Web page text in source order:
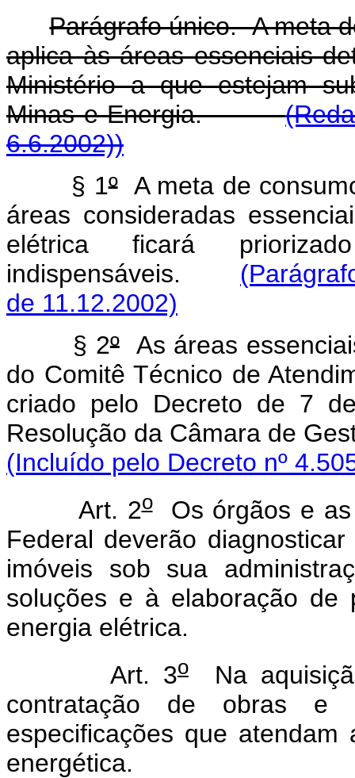
Parágrafo único. A meta
aplica às áreas essenciais
Ministério a que estejam
Minas e Energia.
6.6.2002))
§ 1ºA meta de
áreas consideradas
elétrica ficará
indispensáveis.
de 11.12.2002)
§ 2ºAs áreas
do Comitê Técnico de
criado pelo Decreto de 7
Resolução da Câmara de
(Incluído pelo Decreto nº
Art. 2oOs órgãos e as
Federal deverão
imóveis sob sua
soluções e à elaboração de
energia elétrica.
Art. 3oNa
contratação de obras e
especificações que
energética.